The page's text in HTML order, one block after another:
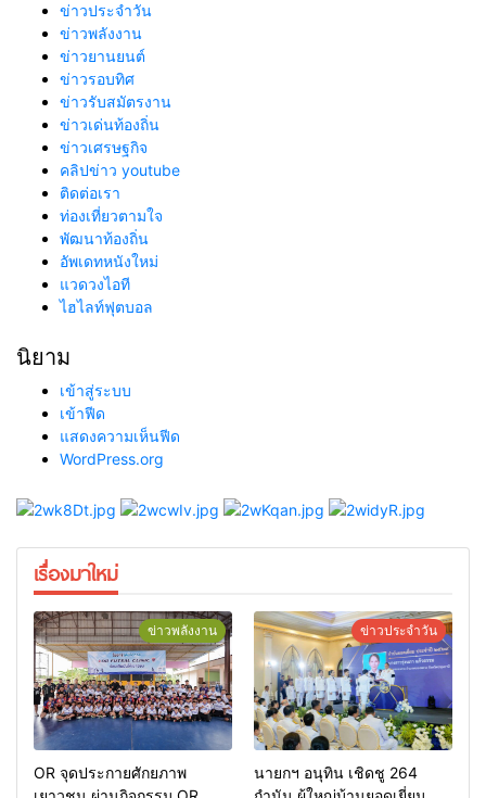
ข่าวประจำวัน
ข่าวพลังงาน
ข่าวยานยนต์
ข่าวรอบทิศ
ข่าวรับสมัตรงาน
ข่าวเด่นท้องถิ่น
ข่าวเศรษฐกิจ
คลิปข่าว youtube
ติดต่อเรา
ท่องเที่ยวตามใจ
พัฒนาท้องถิ่น
อัพเดทหนังใหม่
แวดวงไอที
ไฮไลท์ฟุตบอล
นิยาม
เข้าสู่ระบบ
เข้าฟีด
แสดงความเห็นฟีด
WordPress.org
เรื่องมาใหม่
ข่าวพลังงาน
OR จุดประกายศักยภาพ
ข่าวประจำวัน
นายกฯ อนุทิน เชิดชู 264